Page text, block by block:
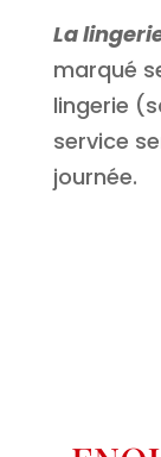
La
marqué
lingerie
service
journée.